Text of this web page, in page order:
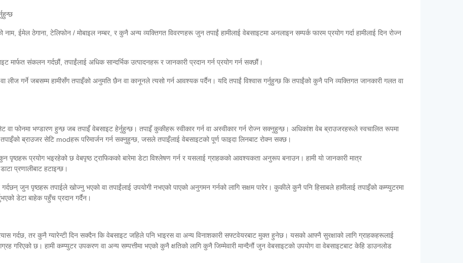
ईमेल ठेगाना, टेलिफोन / मोबाइल नम्बर, र कुनै अन्य व्यक्तिगत विवरणहरू जुन तपाईं हामीलाई वेबसाइटमा अनलाइन सम्पर्क फारम प्रयोग गर्दा हामीलाई दिन रोज्न
मार्फत संकलन गर्दछौं, तपाईंलाई अधिक सान्दर्भिक उत्पादनहरू र जानकारी प्रदान गर्न प्रयोग गर्न सक्छौं।
वा लीज गर्ने जबसम्म हामीसँग तपाइँको अनुमति छैन वा कानूनले त्यसो गर्न आवश्यक पर्दैन। यदि तपाईं विश्वास गर्नुहुन्छ कि तपाईंको कुनै पनि व्यक्तिगत जानकारी गलत वा
फोनमा भण्डारण हुन्छ जब तपाइँ वेबसाइट हेर्नुहुन्छ। तपाइँ कुकीहरू स्वीकार गर्न वा अस्वीकार गर्न रोज्न सक्नुहुन्छ। अधिकांश वेब ब्राउजरहरूले स्वचालित रूपमा
ब्राउजर सेटि modहरू परिमार्जन गर्न सक्नुहुन्छ, जसले तपाइँलाई वेबसाइटको पूर्ण फाइदा लिनबाट रोक्न सक्छ।
पृष्ठहरू प्रयोग भइरहेको छ वेबपृष्ठ ट्राफिकको बारेमा डेटा विश्लेषण गर्न र यसलाई ग्राहकको आवश्यकता अनुरूप बनाउन। हामी यो जानकारी मात्र
प्रणालीबाट हटाइन्छ।
जुन पृष्ठहरू तपाईले खोज्नु भएको वा तपाईंलाई उपयोगी नभएको पाएको अनुगमन गर्नको लागि सक्षम पारेर। कुकीले कुनै पनि हिसाबले हामीलाई तपाइँको कम्प्युटरमा
डेटा बाहेक पहुँच प्रदान गर्दैन।
गर्दछ, तर कुनै ग्यारेन्टी दिन सक्दैन कि वेबसाइट जहिले पनि भाइरस वा अन्य विनाशकारी सफ्टवेयरबाट मुक्त हुनेछ। यसको आफ्नै सुरक्षाको लागि ग्राहकहरूलाई
गरिएको छ। हामी कम्प्युटर उपकरण वा अन्य सम्पत्तीमा भएको कुनै क्षतिको लागि कुनै जिम्मेवारी मान्दैनौं जुन वेबसाइटको उपयोग वा वेबसाइटबाट केहि डाउनलोड